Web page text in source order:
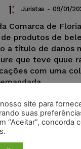
Juristas - 09/01/
Comarca de
produtos de
a título de danos
que teve quue
com uma
site para
suas
“Aceitar”, concorda